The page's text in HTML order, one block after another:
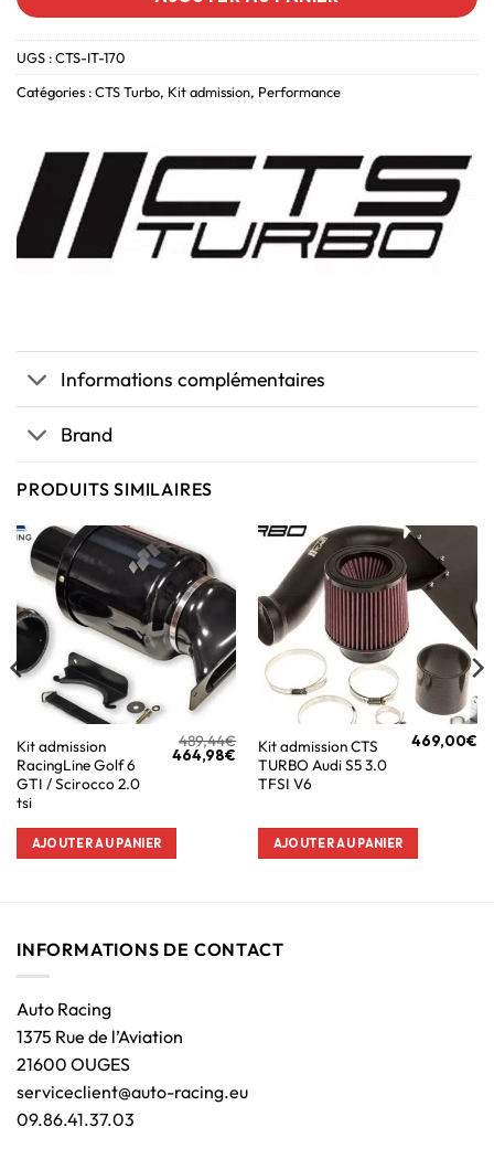
UGS :CTS-IT-170
Catégories :CTS Turbo, Kit admission, Performance
Informations complémentaires
Brand
PRODUITS SIMILAIRES
Kit admission
RacingLine Golf 6
GTI / Scirocco 2.0
tsi
489,44€
464,98€
AJOUTER AU PANIER
Kit admission CTS
TURBO Audi S5 3.0
TFSI V6
469,00€
AJOUTER AU PANIER
INFORMATIONS DE CONTACT
Auto Racing
1375 Rue de l’Aviation
21600 OUGES
serviceclient@auto-racing.eu
09.86.41.37.03